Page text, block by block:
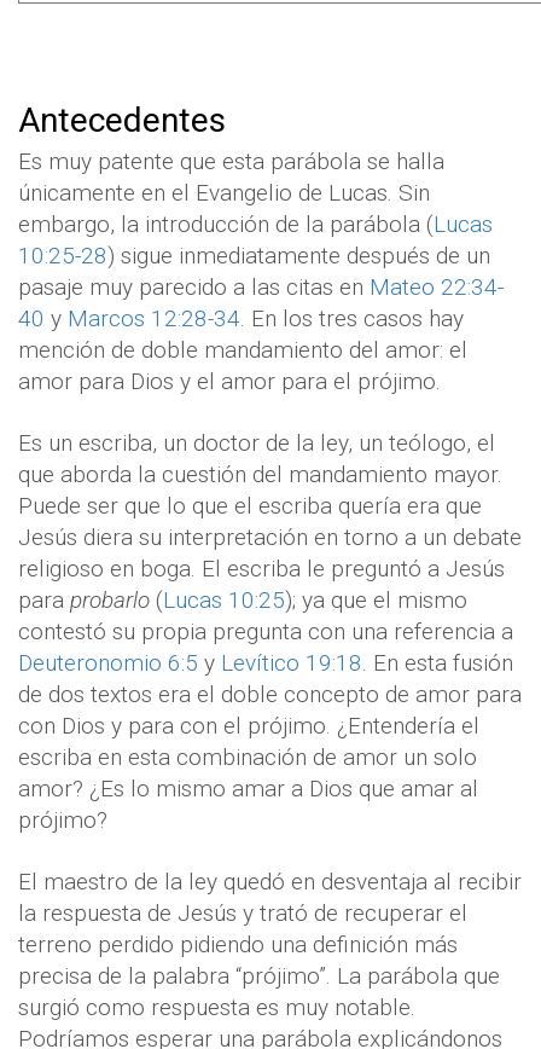
Antecedentes
Es muy patente que esta parábola se halla
únicamente en el Evangelio de Lucas. Sin
embargo, la introducción de la parábola (Lucas
10:25-28) sigue inmediatamente después de un
pasaje muy parecido a las citas en Mateo 22:34-
40 y Marcos 12:28-34. En los tres casos hay
mención de doble mandamiento del amor: el
amor para Dios y el amor para el prójimo.
Es un escriba, un doctor de la ley, un teólogo, el
que aborda la cuestión del mandamiento mayor.
Puede ser que lo que el escriba quería era que
Jesús diera su interpretación en torno a un debate
religioso en boga. El escriba le preguntó a Jesús
para probarlo (Lucas 10:25); ya que el mismo
contestó su propia pregunta con una referencia a
Deuteronomio 6:5 y Levítico 19:18. En esta fusión
de dos textos era el doble concepto de amor para
con Dios y para con el prójimo. ¿Entendería el
escriba en esta combinación de amor un solo
amor? ¿Es lo mismo amar a Dios que amar al
prójimo?
El maestro de la ley quedó en desventaja al recibir
la respuesta de Jesús y trató de recuperar el
terreno perdido pidiendo una definición más
precisa de la palabra “prójimo”. La parábola que
surgió como respuesta es muy notable.
Podríamos esperar una parábola explicándonos